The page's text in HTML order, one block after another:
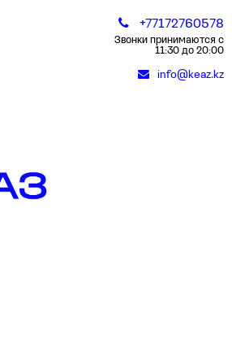
+77172760578
Звонки принимаются с
11:30 до 20:00
info@keaz.kz